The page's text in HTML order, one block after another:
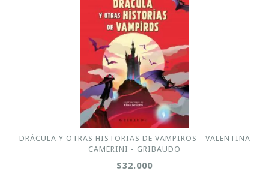
DRÁCULA Y OTRAS HISTORIAS DE VAMPIROS - VALENTINA
CAMERINI - GRIBAUDO
$32.000